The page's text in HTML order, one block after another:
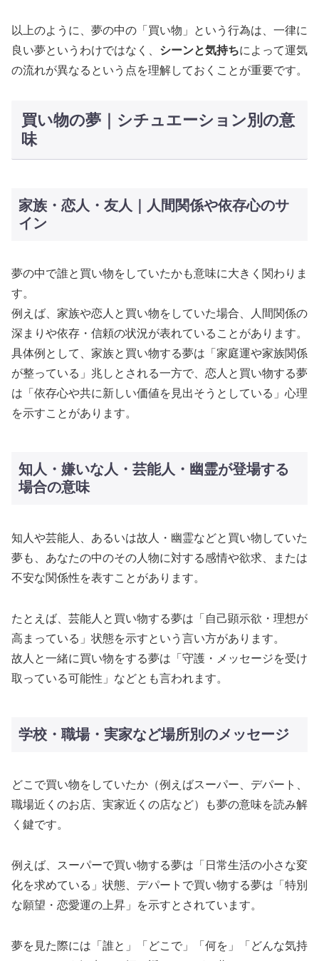
以上のように、夢の中の「買い物」という行為は、一律に
良い夢というわけではなく、 シーンと気持ちによって運気
の流れが異なるという点を理解しておくことが重要です。
買い物の夢｜シチュエーション別の意
味
家族・恋人・友人｜人間関係や依存心のサ
イン
夢の中で誰と買い物をしていたかも意味に大きく関わりま
す。
例えば、家族や恋人と買い物をしていた場合、人間関係の
深まりや依存・信頼の状況が表れていることがあります。
具体例として、家族と買い物する夢は「家庭運や家族関係
が整っている」兆しとされる一方で、恋人と買い物する夢
は「依存心や共に新しい価値を見出そうとしている」心理
を示すことがあります。
知人・嫌いな人・芸能人・幽霊が登場する
場合の意味
知人や芸能人、あるいは故人・幽霊などと買い物していた
夢も、あなたの中のその人物に対する感情や欲求、または
不安な関係性を表すことがあります。
たとえば、芸能人と買い物する夢は「自己顕示欲・理想が
高まっている」状態を示すという言い方があります。
故人と一緒に買い物をする夢は「守護・メッセージを受け
取っている可能性」などとも言われます。
学校・職場・実家など場所別のメッセージ
どこで買い物をしていたか（例えばスーパー、デパート、
職場近くのお店、実家近くの店など）も夢の意味を読み解
く鍵です。
例えば、スーパーで買い物する夢は「日常生活の小さな変
化を求めている」状態、デパートで買い物する夢は「特別
な願望・恋愛運の上昇」を示すとされています。
夢を見た際には「誰と」「どこで」「何を」「どんな気持